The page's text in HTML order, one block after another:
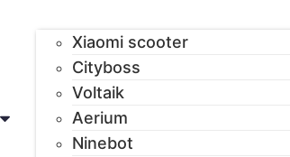
Xiaomi scooter
Cityboss
Voltaik
Aerium
Ninebot